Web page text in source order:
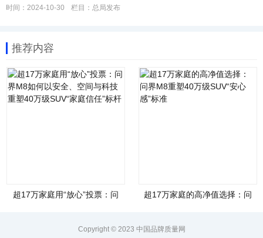
时间：2024-10-30 栏目： 总局发布
推荐内容
超17万家庭用“放心”投票：问
超17万家庭的高净值选择：问
Copyright © 2023 中国品牌质量网